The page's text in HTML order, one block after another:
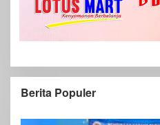
Berita Populer